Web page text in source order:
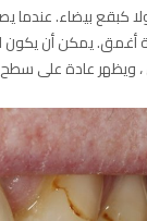
كبقع بيضاء. عندما
أغمق. يمكن أن يكون
، ويظهر عادة على